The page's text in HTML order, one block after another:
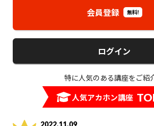
会員登録 無料!
ログイン
特に人気のある講座をご紹
人気アカホン講座
2022.11.09